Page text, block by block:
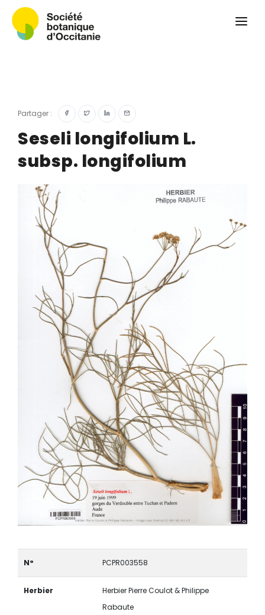
Herbier PCPR
Ressources
Actualités et calendrier
Contact
Partager :
Seseli longifolium L.
subsp. longifolium
N° PCPR003558
Herbier
Herbier Pierre Coulot & Philippe
Rabaute